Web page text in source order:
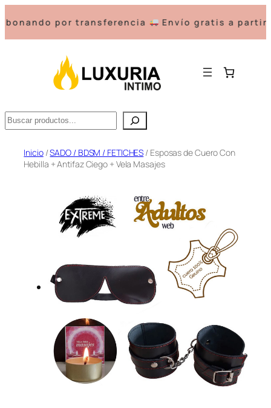
por transferencia Envío gratis a partir de
Buscar
SaltarInicio/SADO / BDSM / FETICHES / Esposas de Cuero Con
Hebilla + Antifaz Ciego + Vela Masajes